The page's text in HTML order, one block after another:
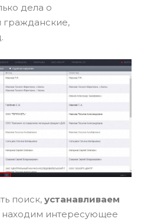
дела о
гражданские,
поиск, устанавливаем
находим интересующее